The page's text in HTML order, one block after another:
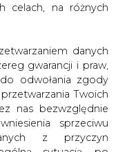
celach, na różnych
danych
gwarancji i praw,
odwołania zgody
Twoich
nas bezwzględnie
sprzeciwu
z przyczyn
w